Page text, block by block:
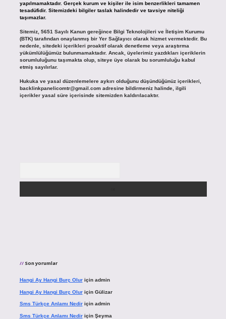
yapılmamaktadır. Gerçek kurum ve kişiler ile isim benzerlikleri tamamen
tesadüfidir. Sitemizdeki bilgiler taslak halindedir ve tavsiye niteliği
taşımazlar.
Sitemiz, 5651 Sayılı Kanun gereğince Bilgi Teknolojileri ve İletişim Kurumu
(BTK) tarafından onaylanmış bir Yer Sağlayıcı olarak hizmet vermektedir. Bu
nedenle, sitedeki içerikleri proaktif olarak denetleme veya araştırma
yükümlülüğümüz bulunmamaktadır. Ancak, üyelerimiz yazdıkları içeriklerin
sorumluluğunu taşımakta olup, siteye üye olarak bu sorumluluğu kabul
etmiş sayılırlar.
Hukuka ve yasal düzenlemelere aykırı olduğunu düşündüğünüz içerikleri,
backlinkpanelicomtr@gmail.comadresine bildirmeniz halinde, ilgili
içerikler yasal süre içerisinde sitemizden kaldırılacaktır.
Son yorumlar
Hangi Ay Hangi Burç Oluriçin admin
Hangi Ay Hangi Burç Oluriçin Gülizar
Sms Türkçe Anlamı Nediriçin admin
Sms Türkçe Anlamı Nediriçin Şeyma